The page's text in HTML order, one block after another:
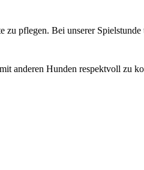
pflegen. Bei unserer
anderen Hunden respektvoll zu